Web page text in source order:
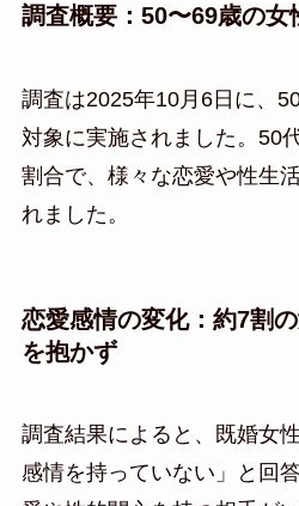
調査概要：50〜69歳の女
調査は2025年10月6日に、
対象に実施されました。50
割合で、様々な恋愛や性生
れました。
恋愛感情の変化：約7割
を抱かず
調査結果によると、既婚女
感情を持っていない」と回